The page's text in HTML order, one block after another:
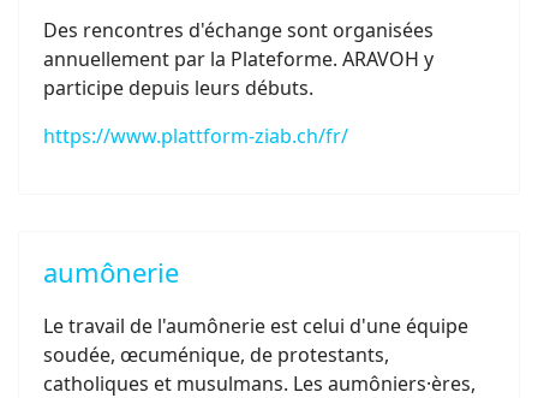
Des rencontres d'échange sont organisées
annuellement par la Plateforme. ARAVOH y
participe depuis leurs débuts.
https://www.plattform-ziab.ch/fr/
aumônerie
Le travail de l'aumônerie est celui d'une équipe
soudée, œcuménique, de protestants,
catholiques et musulmans. Les aumôniers·ères,